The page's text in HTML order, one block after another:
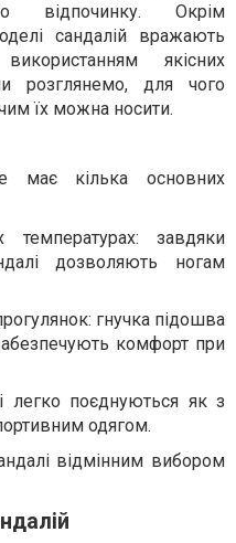
Окрім
сандалій вражають
якісних
розглянемо, для чого
їх можна носити.
має кілька основних
завдяки
дозволяють ногам
гнучка підошва
комфорт при
легко поєднуються як з
одягом.
відмінним вибором